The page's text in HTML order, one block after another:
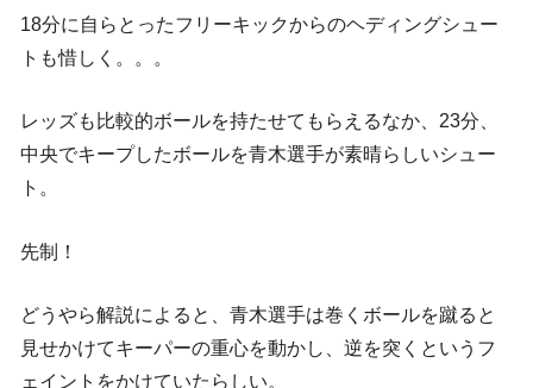
18分に自らとったフリーキックからのヘディングシュー
トも惜しく。。。
レッズも比較的ボールを持たせてもらえるなか、23分、
中央でキープしたボールを青木選手が素晴らしいシュー
ト。
先制！
どうやら解説によると、青木選手は巻くボールを蹴ると
見せかけてキーパーの重心を動かし、逆を突くというフ
ェイントをかけていたらしい。